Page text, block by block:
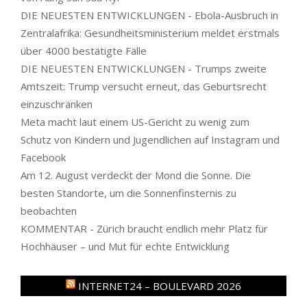
DIE NEUESTEN ENTWICKLUNGEN - Ebola-Ausbruch in
Zentralafrika: Gesundheitsministerium meldet erstmals
über 4000 bestätigte Fälle
DIE NEUESTEN ENTWICKLUNGEN - Trumps zweite
Amtszeit: Trump versucht erneut, das Geburtsrecht
einzuschränken
Meta macht laut einem US-Gericht zu wenig zum
Schutz von Kindern und Jugendlichen auf Instagram und
Facebook
Am 12. August verdeckt der Mond die Sonne. Die
besten Standorte, um die Sonnenfinsternis zu
beobachten
KOMMENTAR - Zürich braucht endlich mehr Platz für
Hochhäuser – und Mut für echte Entwicklung
INTERNET24 – BOULEVARD 2026